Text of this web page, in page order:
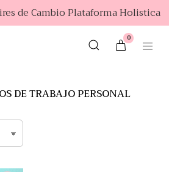
de Cambio Plataforma Holistica
0
DE TRABAJO PERSONAL